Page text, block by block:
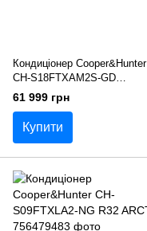
Кондиціонер Cooper&Hunter
CH-S18FTXAM2S-GD
SUPREME
61 999 грн
Купити